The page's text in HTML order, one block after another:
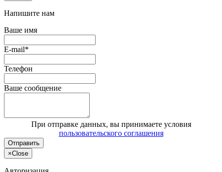
Напишите нам
Ваше имя
E-mail*
Телефон
Ваше сообщение
При отправке данных, вы принимаете условия
пользовательского соглашения
Отправить
×Close